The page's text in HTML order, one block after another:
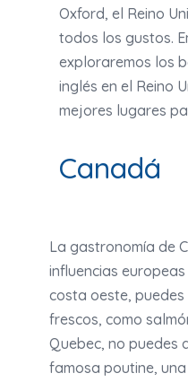
Oxford, el Reino
todos los gustos.
exploraremos los
inglés en el Reino
mejores lugares
Canadá
La gastronomía de
influencias
costa oeste,
frescos, como
Quebec, no puedes
famosa poutine,